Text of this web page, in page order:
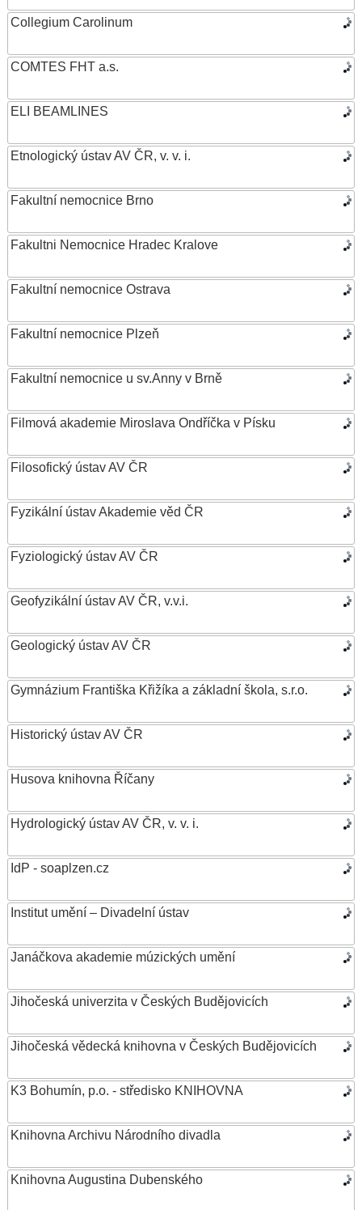
Collegium Carolinum
COMTES FHT a.s.
ELI BEAMLINES
Etnologický ústav AV ČR, v. v. i.
Fakultní nemocnice Brno
Fakultni Nemocnice Hradec Kralove
Fakultní nemocnice Ostrava
Fakultní nemocnice Plzeň
Fakultní nemocnice u sv.Anny v Brně
Filmová akademie Miroslava Ondříčka v Písku
Filosofický ústav AV ČR
Fyzikální ústav Akademie věd ČR
Fyziologický ústav AV ČR
Geofyzikální ústav AV ČR, v.v.i.
Geologický ústav AV ČR
Gymnázium Františka Křižíka a základní škola, s.r.o.
Historický ústav AV ČR
Husova knihovna Říčany
Hydrologický ústav AV ČR, v. v. i.
IdP - soaplzen.cz
Institut umění – Divadelní ústav
Janáčkova akademie múzických umění
Jihočeská univerzita v Českých Budějovicích
Jihočeská vědecká knihovna v Českých Budějovicích
K3 Bohumín, p.o. - středisko KNIHOVNA
Knihovna Archivu Národního divadla
Knihovna Augustina Dubenského